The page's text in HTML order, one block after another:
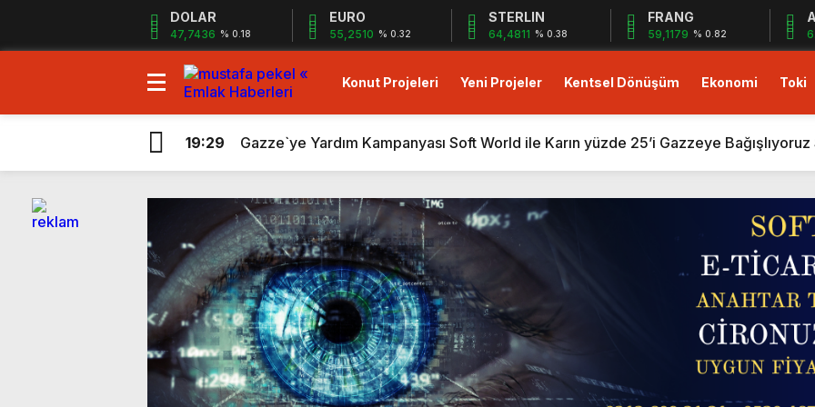
DOLAR
47,7436 % 0.18
EURO
55,2510 % 0.32
STERLIN
64,4811 % 0.38
FRANG
59,1179 % 0.82
Konut Projeleri Yeni Projeler Kentsel Dönüşüm Ekonomi Toki
19:29 Gazze`ye Yardım Kampanyası Soft World ile Karın yüzde 25’i Gazzeye